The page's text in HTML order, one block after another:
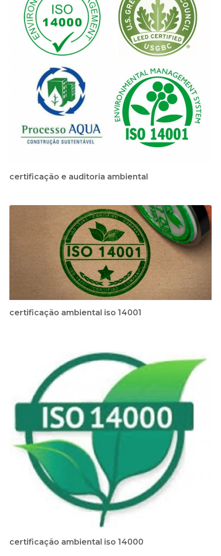
certificação e auditoria ambiental
certificação ambiental iso 14001
certificação ambiental iso 14000